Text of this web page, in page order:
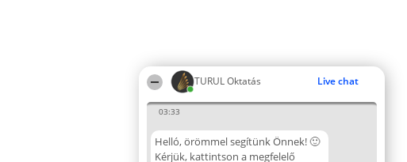
TURUL Oktatás Live chat
03:33
Helló, örömmel segítünk Önnek! 🙂
Kérjük, kattintson a megfelelő